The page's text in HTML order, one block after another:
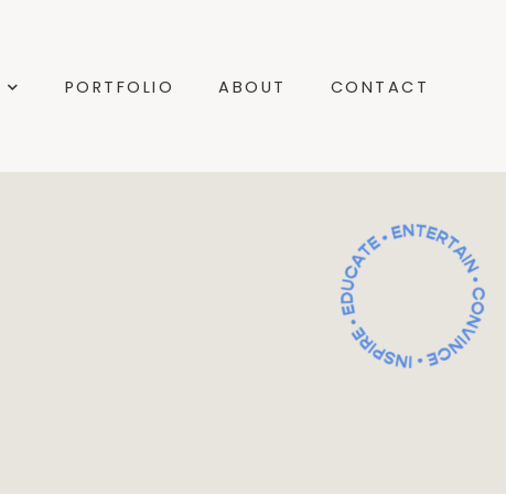
PORTFOLIO ABOUT CONTACT